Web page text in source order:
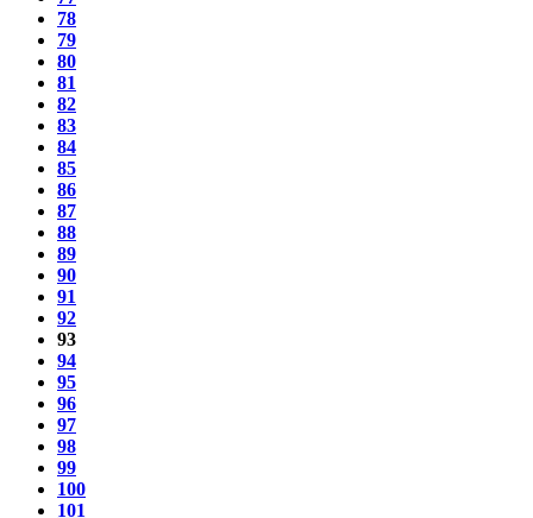
78
79
80
81
82
83
84
85
86
87
88
89
90
91
92
93
94
95
96
97
98
99
100
101